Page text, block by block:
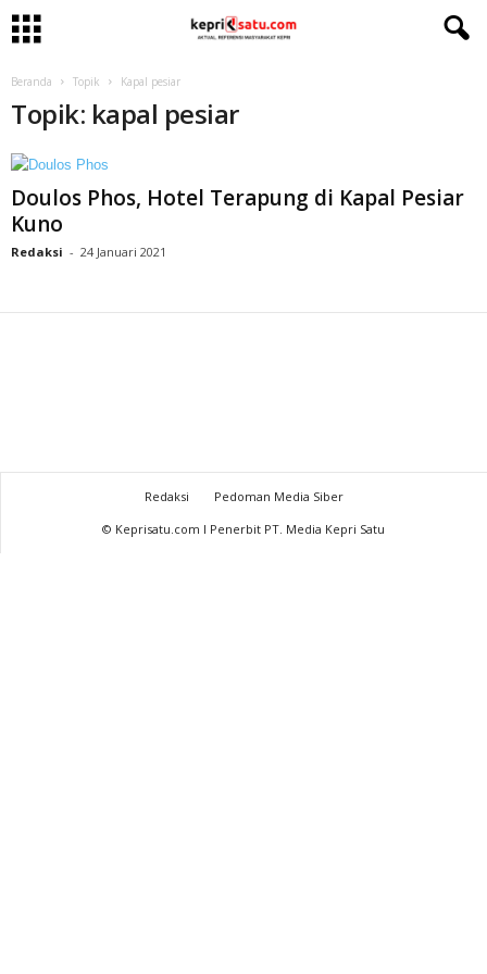
Beranda Topik Kapal pesiar
Topik: kapal pesiar
Doulos Phos, Hotel Terapung di Kapal Pesiar
Kuno
Redaksi - 24 Januari 2021
Redaksi
Pedoman Media Siber
© Keprisatu.com I Penerbit PT. Media Kepri Satu